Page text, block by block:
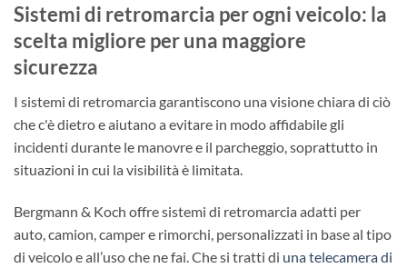
Sistemi di retromarcia per ogni veicolo: la
scelta migliore per una maggiore
sicurezza
I sistemi di retromarcia garantiscono una visione chiara di ciò
che c'è dietro e aiutano a evitare in modo affidabile gli
incidenti durante le manovre e il parcheggio, soprattutto in
situazioni in cui la visibilità è limitata.
Bergmann & Koch offre sistemi di retromarcia adatti per
auto, camion, camper e rimorchi, personalizzati in base al tipo
di veicolo e all’uso che ne fai. Che si tratti di una telecamera di